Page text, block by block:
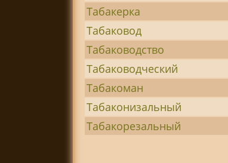
Табакерка
Табаковод
Табаководство
Табаководческий
Табакоман
Табаконизальный
Табакорезальный